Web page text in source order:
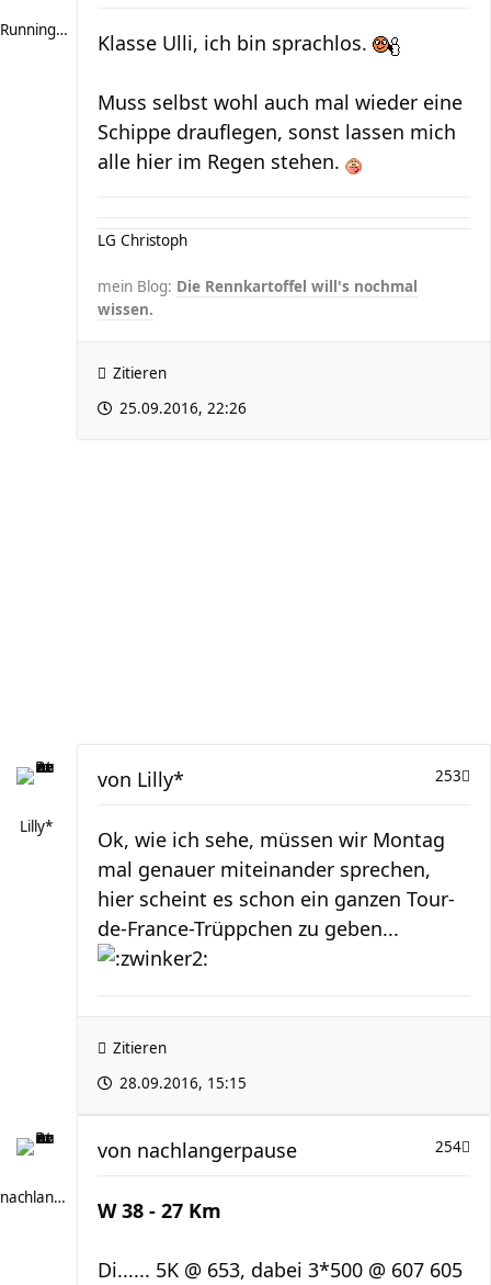
RunningPotatoe Klasse Ulli, ich bin sprachlos.
Muss selbst wohl auch mal wieder eine
Schippe drauflegen, sonst lassen mich
alle hier im Regen stehen.
LG Christoph
mein Blog: Die Rennkartoffel will's nochmal
wissen.
Zitieren
25.09.2016, 22:26
Lilly*
253
von Lilly*
Ok, wie ich sehe, müssen wir Montag
mal genauer miteinander sprechen,
hier scheint es schon ein ganzen Tour-
de-France-Trüppchen zu geben...
Zitieren
28.09.2016, 15:15
nachlangerpause
254
von nachlangerpause
W 38 - 27 Km
Di...... 5K @ 653, dabei 3*500 @ 607 605